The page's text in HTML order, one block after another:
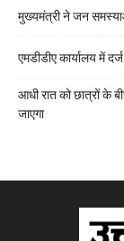
मुख्यमंत्री ने जन
एमडीडीए कार्यालय में
आधी रात को छात्रों के
जाएगा